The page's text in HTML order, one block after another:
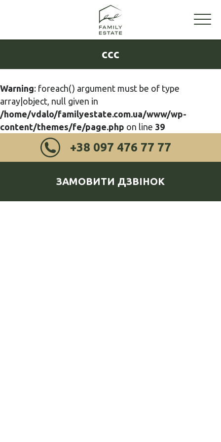
ссс
Warning: foreach() argument must be of type
array|object, null given in
/home/vdalo/familyestate.com.ua/www/wp-
content/themes/fe/page.php on line 39
+38 097 476 77 77
ЗАМОВИТИ ДЗВІНОК